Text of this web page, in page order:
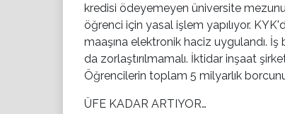
kredisi ödeyemeyen üniversite
öğrenci için yasal işlem yapılıyor.
maaşına elektronik haciz uygulandı.
da zorlaştırılmamalı. İktidar inşaat
Öğrencilerin toplam 5 milyarlık
ÜFE KADAR ARTIYOR…